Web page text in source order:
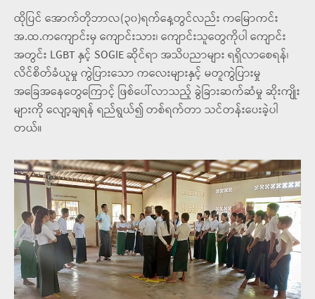
ထိုပြင် အောက်တိုဘာလ(၃၀)ရက်နေ့တွင်လည်း ကမြောကင်း
အ.ထ.ကကျောင်းမှ ကျောင်းသား၊ ကျောင်းသူတွေကိုပါ ကျောင်း
အတွင်း LGBT နှင့် SOGIE ဆိုင်ရာ အသိပညာများ ရရှိလာစေရန်၊
လိင်စိတ်ခံယူမှု ကွဲပြားသော ကလေးများနှင့် မတူကွဲပြားမှု
အခြေအနေတွေကြောင့် ဖြစ်ပေါ်လာသည့် ခွဲခြားဆက်ဆံမှု ဆိုးကျိုး
များကို လျော့ချရန် ရည်ရွယ်၍ တစ်ရက်တာ သင်တန်းပေးခဲ့ပါ
တယ်။